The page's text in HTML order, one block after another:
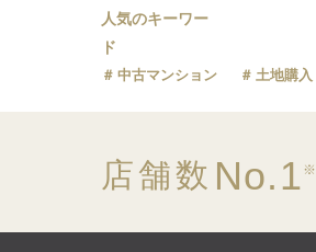
人気のキーワー
ド
中古マンション 土地購入
店舗数 No.1 ※